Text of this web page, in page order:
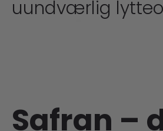
uundværlig
Safran –